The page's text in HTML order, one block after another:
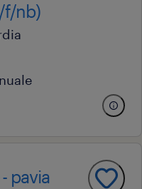
f/nb)
pavia